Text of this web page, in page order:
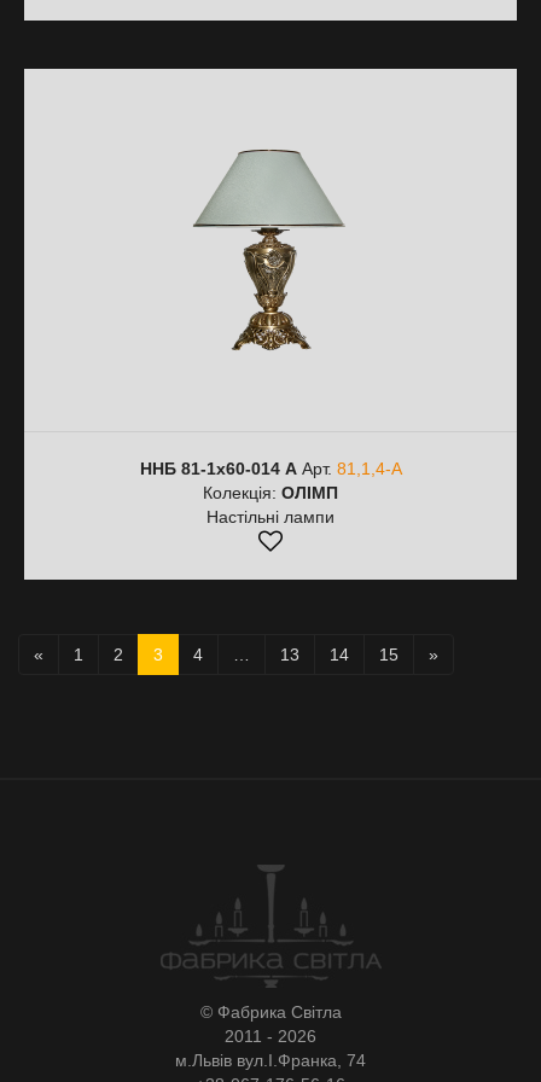
ННБ 81-1х60-014 ААрт. 81,1,4-А
Колекція: ОЛІМП
Настільні лампи
« 1 2 3 4 13 14 15 »
© Фабрика Світла
2011 - 2026
м.Львів вул.І.Франка, 74